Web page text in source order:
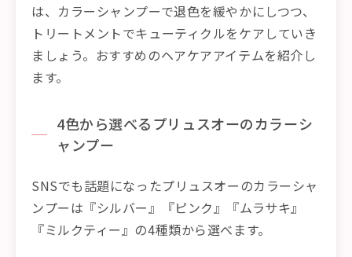
は、カラーシャンプーで退色を緩やかにしつつ、
トリートメントでキューティクルをケアしていき
ましょう。おすすめのヘアケアアイテムを紹介し
ます。
4色から選べるプリュスオーのカラーシ
ャンプー
SNSでも話題になったプリュスオーのカラーシャ
ンプーは『シルバー』『ピンク』『ムラサキ』
『ミルクティー』の4種類から選べます。